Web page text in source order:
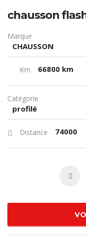
chausson
Marque
CHAUSSON
Km 66800 km
Catégorie
profilé
Distance 74000